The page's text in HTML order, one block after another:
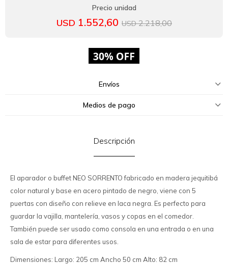
USD 1.552,60 USD 2.218,00
Envíos
Medios de pago
Descripción
El aparador o buffet NEO SORRENTO fabricado en madera jequitibá
color natural y base en acero pintado de negro, viene con 5
puertas con diseño con relieve en laca negra. Es perfecto para
guardar la vajilla, mantelería, vasos y copas en el comedor.
También puede ser usado como consola en una entrada o en una
sala de estar para diferentes usos.
Dimensiones: Largo: 205 cm Ancho 50 cm Alto: 82 cm